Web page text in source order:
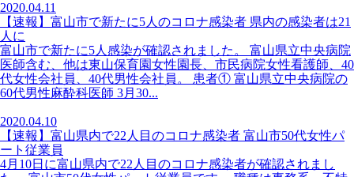
2020.04.11
【速報】富山市で新たに5人のコロナ感染者 県内の感染者は21
人に
富山市で新たに5人感染が確認されました。 富山県立中央病院
医師含む、他は東山保育園女性園長、市民病院女性看護師、40
代女性会社員、40代男性会社員。 患者① 富山県立中央病院の
60代男性麻酔科医師 3月30...
2020.04.10
【速報】富山県内で22人目のコロナ感染者 富山市50代女性パ
ート従業員
4月10日に富山県内で22人目のコロナ感染者が確認されまし